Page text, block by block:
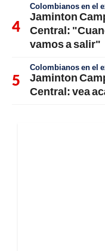
Colombianos en el
Jaminton
Central:
vamos a salir"
Colombianos en el
Jaminton
Central: vea